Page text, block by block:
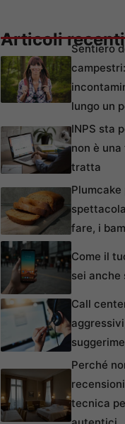
Articoli recenti
Sentiero
lungo un
INPS sta
non è
tratta
fare, i
Come il
sei anche
Call
Perché
tecnica